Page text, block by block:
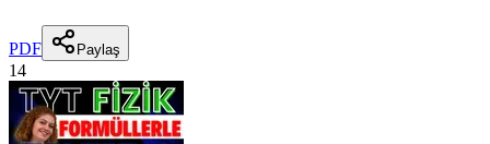
PDF Paylaş
14